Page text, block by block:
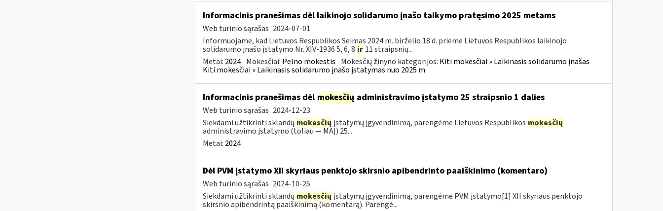
Informacinis pranešimas dėl laikinojo solidarumo įnašo taikymo pratęsimo 2025 metams
Web turinio sąrašas 2024-07-01
Informuojame, kad Lietuvos Respublikos Seimas 2024 m. birželio 18 d. priėmė Lietuvos Respublikos laikinojo
solidarumo įnašo įstatymo Nr. XIV-1936 5, 6, 8 ir 11 straipsnių...
Metai: 2024 Mokesčiai: Pelno mokestis Mokesčių žinyno kategorijos: Kiti mokesčiai » Laikinasis solidarumo įnašas
Kiti mokesčiai » Laikinasis solidarumo įnašo įstatymas nuo 2025 m.
Informacinis pranešimas dėl mokesčių administravimo įstatymo 25 straipsnio 1 dalies
Web turinio sąrašas 2024-12-23
Siekdami užtikrinti sklandų mokesčių įstatymų įgyvendinimą, parengėme Lietuvos Respublikos mokesčių
administravimo įstatymo (toliau — MAĮ) 25...
Metai: 2024
Dėl PVM įstatymo XII skyriaus penktojo skirsnio apibendrinto paaiškinimo (komentaro)
Web turinio sąrašas 2024-10-25
Siekdami užtikrinti sklandų mokesčių įstatymų įgyvendinimą, parengėme PVM įstatymo[1] XII skyriaus penktojo
skirsnio apibendrintą paaiškinimą (komentarą). Parengė...